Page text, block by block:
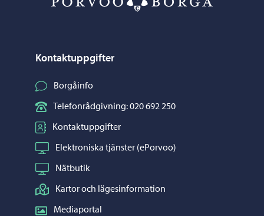
Kontaktuppgifter
Borgåinfo
Telefonrådgivning: 020 692 250
Kontaktuppgifter
Elektroniska tjänster (ePorvoo)
Nätbutik
Kartor och lägesinformation
Mediaportal